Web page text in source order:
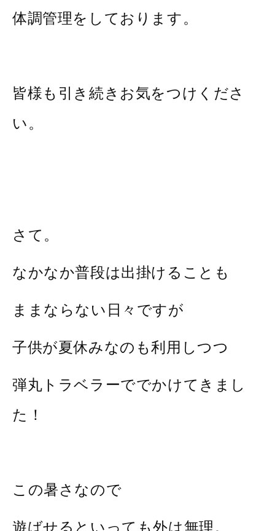
体調管理をしております。
皆様も引き続きお気をつけくださ
い。
さて。
なかなか普段は出掛けることも
ままならない日々ですが
子供が夏休みなのも利用しつつ
弾丸トラベラーででかけてきまし
た！
この暑さなので
遊ばせるといっても外は無理。